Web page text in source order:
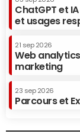
ChatGPT et
et usages
21 sep 2026
Web
marketing
23 sep 2026
Parcours et